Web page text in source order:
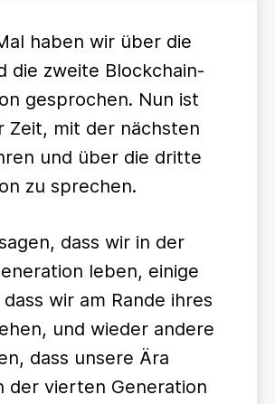
haben wir über die
die zweite Blockchain-
gesprochen. Nun ist
Zeit, mit der nächsten
und über die dritte
zu sprechen.
dass wir in der
leben, einige
wir am Rande ihres
und wieder andere
dass unsere Ära
der vierten Generation